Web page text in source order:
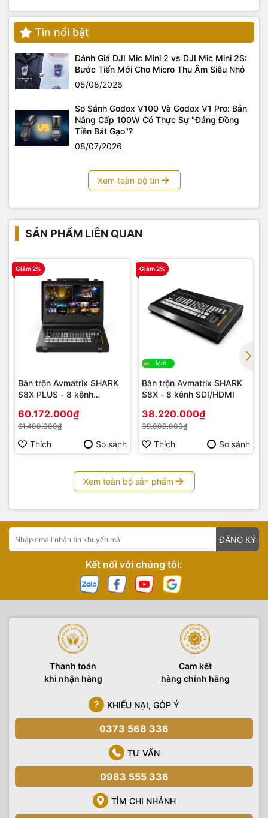
Tin nổi bật
Đánh Giá DJI Mic Mini 2 vs DJI Mic Mini 2S:
Bước Tiến Mới Cho Micro Thu Âm Siêu Nhỏ
05/08/2026
So Sánh Godox V100 Và Godox V1 Pro: Bản
Nâng Cấp 100W Có Thực Sự "Đáng Đồng
Tiền Bát Gạo"?
08/07/2026
Xem toàn bộ tin
SẢN PHẨM LIÊN QUAN
Giảm 2%
Bàn trộn Avmatrix SHARK
S8X PLUS - 8 kênh
inch
60.172.000₫
61.400.000₫
Thích So sánh
Mới
Giảm 2%
Bàn trộn Avmatrix SHARK
S8X - 8 kênh SDI/HDMI
38.220.000₫
39.000.000₫
Thích So sánh
Xem toàn bộ sản phẩm
ĐĂNG KÝ
Kết nối với chúng tôi:
Thanh toán
khi nhận hàng
Cam kết
hàng chính hãng
KHIẾU NẠI, GÓP Ý
0373 568 336
TƯ VẤN
0983 555 336
TÌM CHI NHÁNH